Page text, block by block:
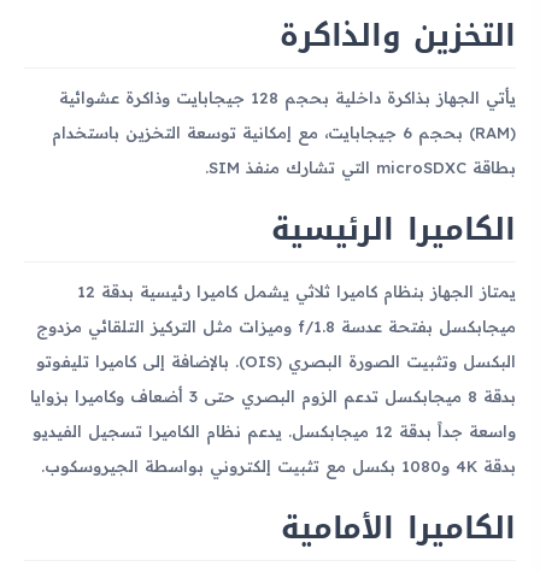
التخزين والذاكرة
يأتي الجهاز بذاكرة داخلية بحجم 128 جيجابايت وذاكرة عشوائية
(RAM) بحجم 6 جيجابايت، مع إمكانية توسعة التخزين باستخدام
بطاقة microSDXC التي تشارك منفذ SIM.
الكاميرا الرئيسية
يمتاز الجهاز بنظام كاميرا ثلاثي يشمل كاميرا رئيسية بدقة 12
ميجابكسل بفتحة عدسة f/1.8 وميزات مثل التركيز التلقائي مزدوج
البكسل وتثبيت الصورة البصري (OIS). بالإضافة إلى كاميرا تليفوتو
بدقة 8 ميجابكسل تدعم الزوم البصري حتى 3 أضعاف وكاميرا بزوايا
واسعة جداً بدقة 12 ميجابكسل. يدعم نظام الكاميرا تسجيل الفيديو
بدقة 4K و1080 بكسل مع تثبيت إلكتروني بواسطة الجيروسكوب.
الكاميرا الأمامية